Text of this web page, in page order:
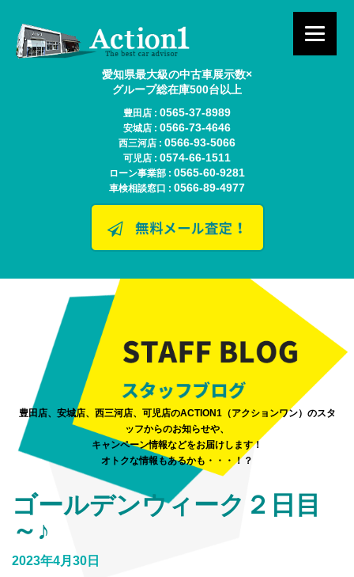
愛知県最大級の中古車展示数×
グループ総在庫500台以上
豊田店 : 0565-37-8989
安城店 : 0566-73-4646
西三河店 : 0566-93-5066
可児店 : 0574-66-1511
ローン事業部 : 0565-60-9281
車検相談窓口 : 0566-89-4977
豊田店、安城店、西三河店、可児店のACTION1（アクションワン）のスタ
ッフからのお知らせや、
キャンペーン情報などをお届けします！
オトクな情報もあるかも・・・！？
ゴールデンウィーク２日目
～♪
2023年4月30日